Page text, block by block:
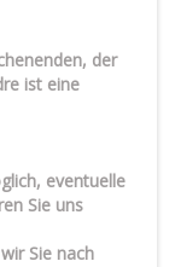
der
ist eine
eventuelle
Sie uns
Sie nach